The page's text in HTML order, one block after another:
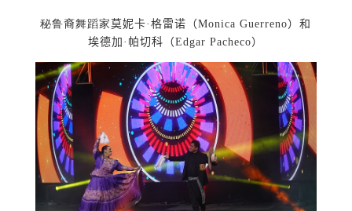
秘鲁裔舞蹈家莫妮卡·格雷诺（Monica Guerreno）和
埃德加·帕切科（Edgar Pacheco）